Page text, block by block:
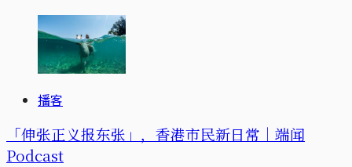
播客
「伸张正义报东张」，香港市民新日常｜端闻
Podcast